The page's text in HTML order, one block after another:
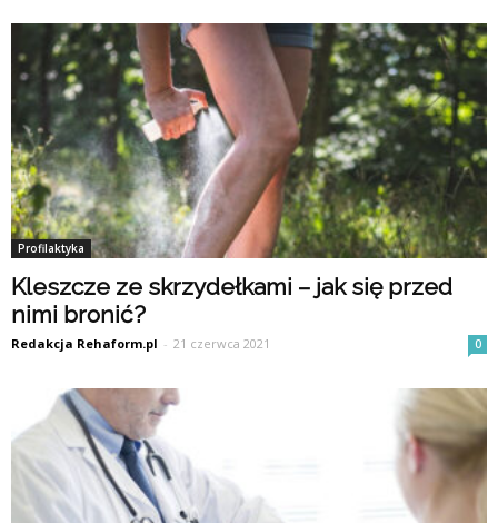
Profilaktyka
Kleszcze ze skrzydełkami – jak się przed
nimi bronić?
Redakcja Rehaform.pl - 21 czerwca 2021 0